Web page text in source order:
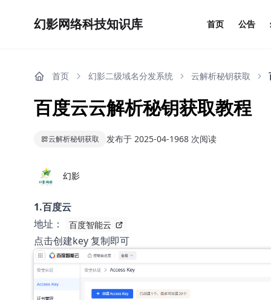
幻影网络科技知识库
幻影网络科技知识库 首页 公告
首页 幻影二级域名分发系统 云解析秘钥获取
百度云云解析秘钥获取教程
云解析秘钥获取 发布于 2025-04-1968 次阅读
幻影
1.百度云
地址：
点击创建key 复制即可